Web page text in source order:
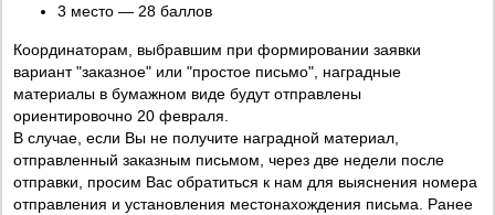
3 место — 28 баллов
Координаторам, выбравшим при формировании заявки
вариант "заказное" или "простое письмо", наградные
материалы в бумажном виде будут отправлены
ориентировочно 20 февраля.
В случае, если Вы не получите наградной материал,
отправленный заказным письмом, через две недели после
отправки, просим Вас обратиться к нам для выяснения номера
отправления и установления местонахождения письма. Ранее